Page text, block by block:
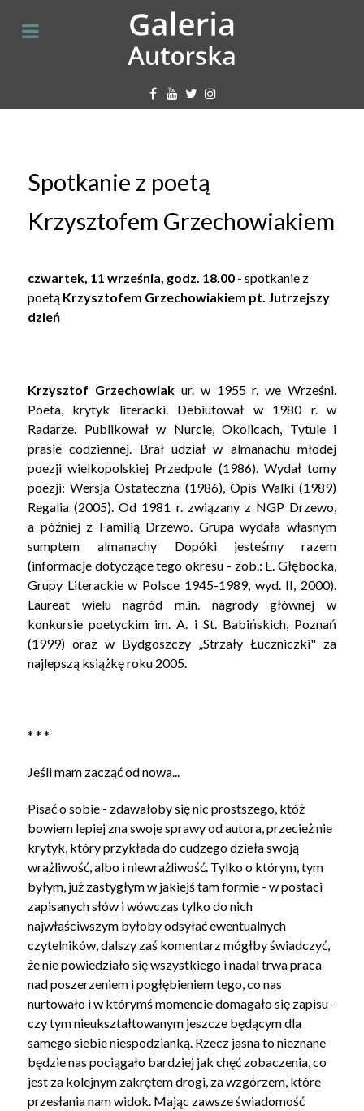
Spotkanie z poetą
Krzysztofem Grzechowiakiem
czwartek, 11 września, godz. 18.00 - spotkanie z
poetą Krzysztofem Grzechowiakiem pt. Jutrzejszy
dzień
Krzysztof Grzechowiak ur. w 1955 r. we Wrześni.
Poeta, krytyk literacki. Debiutował w 1980 r. w
Radarze. Publikował w Nurcie, Okolicach, Tytule i
prasie codziennej. Brał udział w almanachu młodej
poezji wielkopolskiej Przedpole (1986). Wydał tomy
poezji: Wersja Ostateczna (1986), Opis Walki (1989)
Regalia (2005). Od 1981 r. związany z NGP Drzewo,
a później z Familią Drzewo. Grupa wydała własnym
sumptem almanachy Dopóki jesteśmy razem
(informacje dotyczące tego okresu - zob.: E. Głębocka,
Grupy Literackie w Polsce 1945-1989, wyd. II, 2000).
Laureat wielu nagród m.in. nagrody głównej w
konkursie poetyckim im. A. i St. Babińskich, Poznań
(1999) oraz w Bydgoszczy „Strzały Łuczniczki" za
najlepszą książkę roku 2005.
* * *
Jeśli mam zacząć od nowa...
Pisać o sobie - zdawałoby się nic prostszego, któż
bowiem lepiej zna swoje sprawy od autora, przecież nie
krytyk, który przykłada do cudzego dzieła swoją
wrażliwość, albo i niewrażliwość. Tylko o którym, tym
byłym, już zastygłym w jakiejś tam formie - w postaci
zapisanych słów i wówczas tylko do nich
najwłaściwszym byłoby odsyłać ewentualnych
czytelników, dalszy zaś komentarz mógłby świadczyć,
że nie powiedziało się wszystkiego i nadal trwa praca
nad poszerzeniem i pogłębieniem tego, co nas
nurtowało i w którymś momencie domagało się zapisu -
czy tym nieukształtowanym jeszcze będącym dla
samego siebie niespodzianką. Rzecz jasna to nieznane
będzie nas pociągało bardziej jak chęć zobaczenia, co
jest za kolejnym zakrętem drogi, za wzgórzem, które
przesłania nam widok. Mając zawsze świadomość